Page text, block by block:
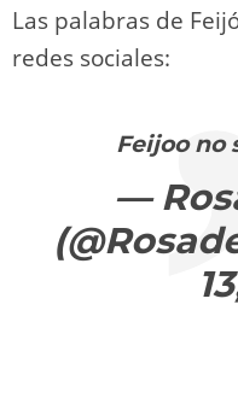
Las palabras de
redes sociales:
Feijoo no
—